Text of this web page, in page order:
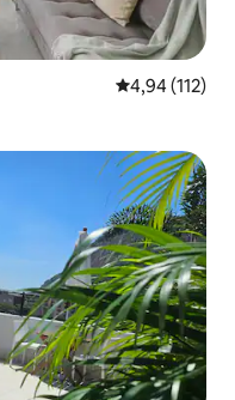
Средна
4,94 (112)